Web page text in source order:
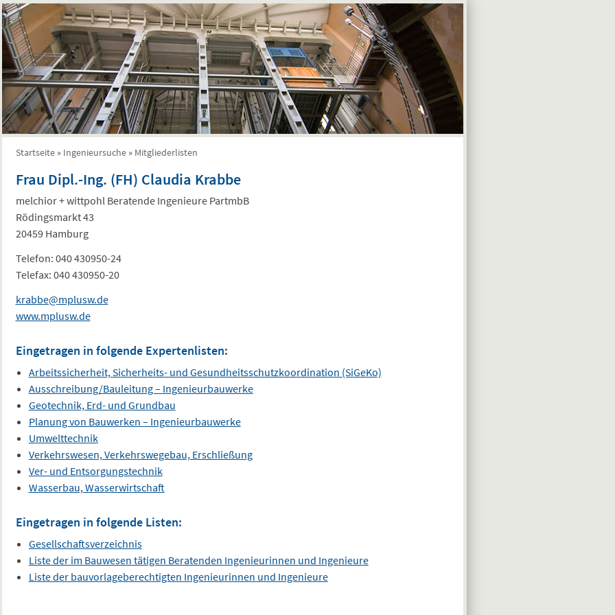
Sie sind hier
Startseite » Ingenieursuche » Mitgliederlisten
Frau Dipl.-Ing. (FH) Claudia Krabbe
melchior + wittpohl Beratende Ingenieure PartmbB
Rödingsmarkt 43
20459 Hamburg
Telefon: 040 430950-24
Telefax: 040 430950-20
krabbe@mplusw.de
www.mplusw.de
Eingetragen in folgende Expertenlisten:
Arbeitssicherheit, Sicherheits- und Gesundheitsschutzkoordination (SiGeKo)
Ausschreibung/Bauleitung – Ingenieurbauwerke
Geotechnik, Erd- und Grundbau
Planung von Bauwerken – Ingenieurbauwerke
Umwelttechnik
Verkehrswesen, Verkehrswegebau, Erschließung
Ver- und Entsorgungstechnik
Wasserbau, Wasserwirtschaft
Eingetragen in folgende Listen:
Gesellschaftsverzeichnis
Liste der im Bauwesen tätigen Beratenden Ingenieurinnen und Ingenieure
Liste der bauvorlageberechtigten Ingenieurinnen und Ingenieure